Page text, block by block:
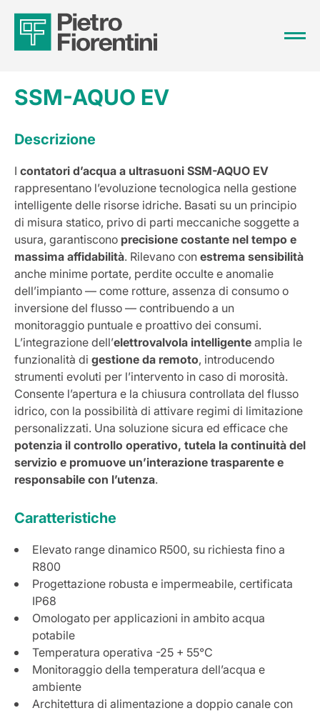
SSM-AQUO EV
Descrizione
I contatori d’acqua a ultrasuoni SSM-AQUO EV
rappresentano l’evoluzione tecnologica nella gestione
intelligente delle risorse idriche. Basati su un principio
di misura statico, privo di parti meccaniche soggette a
usura, garantiscono precisione costante nel tempo e
massima affidabilità. Rilevano con estrema sensibilità
anche minime portate, perdite occulte e anomalie
dell’impianto — come rotture, assenza di consumo o
inversione del flusso — contribuendo a un
monitoraggio puntuale e proattivo dei consumi.
L’integrazione dell’elettrovalvola intelligente amplia le
funzionalità di gestione da remoto, introducendo
strumenti evoluti per l’intervento in caso di morosità.
Consente l’apertura e la chiusura controllata del flusso
idrico, con la possibilità di attivare regimi di limitazione
personalizzati. Una soluzione sicura ed efficace che
potenzia il controllo operativo, tutela la continuità del
servizio e promuove un’interazione trasparente e
responsabile con l’utenza.
Caratteristiche
Elevato range dinamico R500, su richiesta fino a
R800
Progettazione robusta e impermeabile, certificata
IP68
Omologato per applicazioni in ambito acqua
potabile
Temperatura operativa -25 + 55°C
Monitoraggio della temperatura dell’acqua e
ambiente
Architettura di alimentazione a doppio canale con